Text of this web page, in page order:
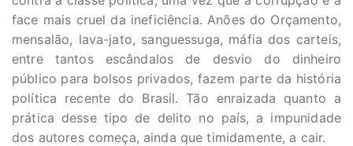
face mais cruel da ineficiência. Anões do Orçamento,
mensalão, lava-jato, sanguessuga, máfia dos carteis,
entre tantos escândalos de desvio do dinheiro
público para bolsos privados, fazem parte da história
política recente do Brasil. Tão enraizada quanto a
prática desse tipo de delito no país, a impunidade
dos autores começa, ainda que timidamente, a cair.